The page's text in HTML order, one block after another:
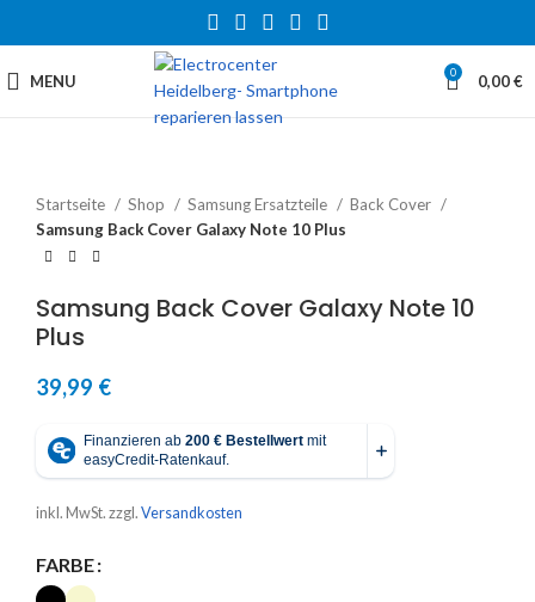
MENU 0 0,00€
Startseite Shop Samsung Ersatzteile
Back Cover
Samsung Back Cover Galaxy Note 10 Plus
Samsung Back Cover Galaxy Note 10
Plus
39,99 €
inkl. MwSt. zzgl. Versandkosten
FARBE